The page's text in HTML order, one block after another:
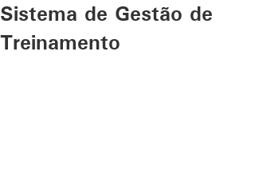
Sistema de Gestão de
Treinamento